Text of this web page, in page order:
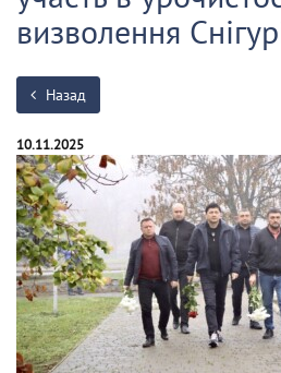
визволення
Назад
10.11.2025